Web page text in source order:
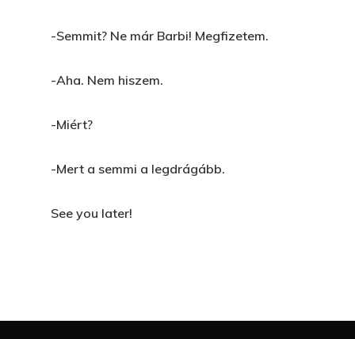
-Semmit? Ne már Barbi! Megfizetem.
-Aha. Nem hiszem.
-Miért?
-Mert a semmi a legdrágább.
See you later!